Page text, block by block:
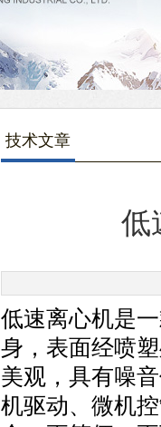
技术文章
低
低速离心机是
身，表面经喷
美观，具有噪
机驱动、微机